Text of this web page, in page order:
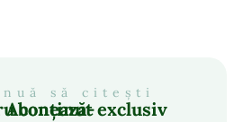
să citești
pentru conținut exclusiv